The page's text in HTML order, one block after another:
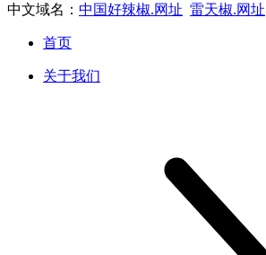
中文域名： 中国好辣椒.网址 雷天椒.网址
首页
关于我们